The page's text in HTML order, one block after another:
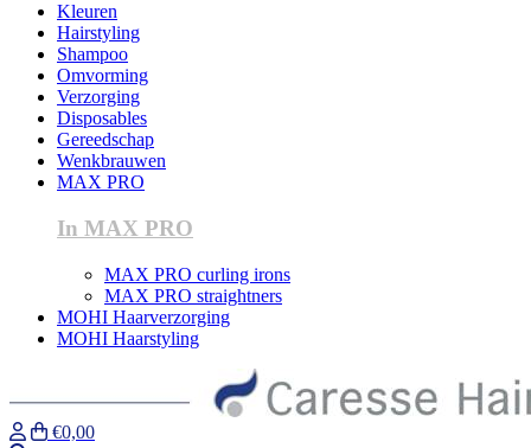
Kleuren
Hairstyling
Shampoo
Omvorming
Verzorging
Disposables
Gereedschap
Wenkbrauwen
MAX PRO
In MAX PRO
MAX PRO curling irons
MAX PRO straightners
MOHI Haarverzorging
MOHI Haarstyling
€0,00